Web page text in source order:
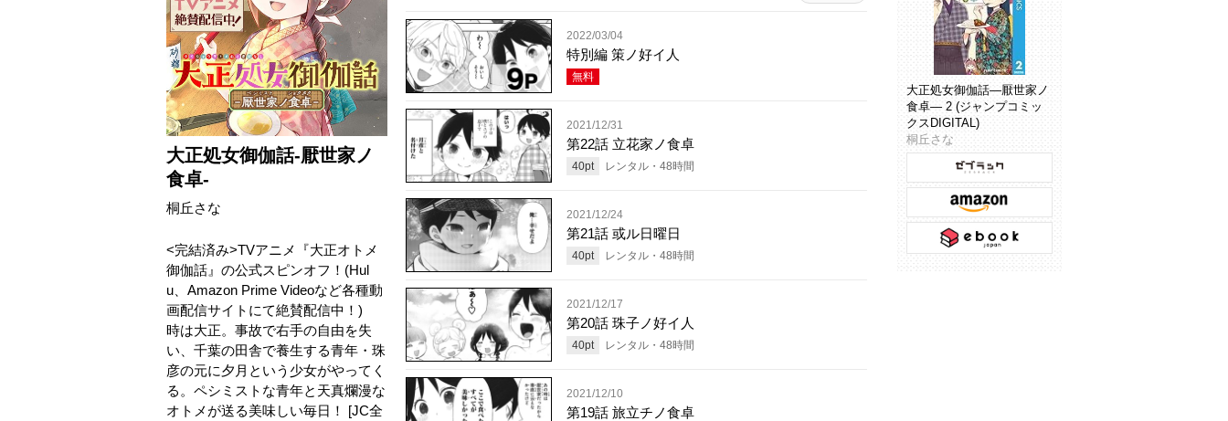
大正処女御伽話-厭世家ノ
食卓-
桐丘さな
<完結済み>TVアニメ『大正オトメ
御伽話』の公式スピンオフ！(Hul
u、Amazon Prime Videoなど各種動
画配信サイトにて絶賛配信中！)
時は大正。事故で右手の自由を失
い、千葉の田舎で養生する青年・珠
彦の元に夕月という少女がやってく
る。ペシミストな青年と天真爛漫な
オトメが送る美味しい毎日！ [JC全
2022/03/04
特別編 策ノ好イ人
無料
2021/12/31
第22話 立花家ノ食卓
40pt レンタル・ 48時間
2021/12/24
第21話 或ル日曜日
40pt レンタル・ 48時間
2021/12/17
第20話 珠子ノ好イ人
40pt レンタル・ 48時間
2021/12/10
第19話 旅立チノ食卓
大正処女御伽話―厭世家ノ
食卓― 2 (ジャンプコミッ
クスDIGITAL)
桐丘さな